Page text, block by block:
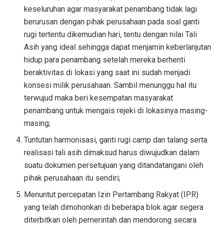
keseluruhan agar masyarakat penambang tidak lagi
berurusan dengan pihak perusahaan pada soal ganti
rugi tertentu dikemudian hari, tentu dengan nilai Tali
Asih yang ideal sehingga dapat menjamin keberlanjutan
hidup para penambang setelah mereka berhenti
beraktivitas di lokasi yang saat ini sudah menjadi
konsesi milik perusahaan. Sambil menunggu hal itu
terwujud maka beri kesempatan masyarakat
penambang untuk mengais rejeki di lokasinya masing-
masing;
Tuntutan harmonisasi, ganti rugi camp dan talang serta
realisasi tali asih dimaksud harus diwujudkan dalam
suatu dokumen persetujuan yang ditandatangani oleh
pihak perusahaan itu sendiri;
Menuntut percepatan Izin Pertambang Rakyat (IPR)
yang telah dimohonkan di beberapa blok agar segera
diterbitkan oleh pemerintah dan mendorong secara